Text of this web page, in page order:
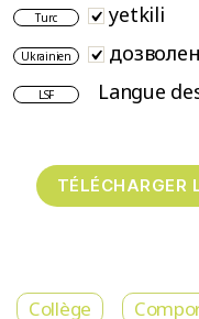
Turc yetkili
Ukrainien
LSF Langue
Collège